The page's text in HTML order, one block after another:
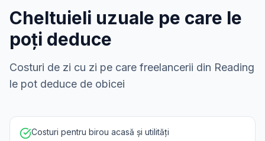
Cheltuieli uzuale pe care le
poți deduce
Costuri de zi cu zi pe care freelancerii din Reading
le pot deduce de obicei
Costuri pentru birou acasă și utilități